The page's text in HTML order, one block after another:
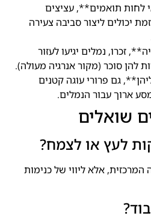
לחות תואמים**, עציצים
יכולים ליצור סביבה צעירה
זכרו, נמלים יגיעו לעזור
להן סוכר (מקור אנרגיה מעולה).
גם פרורי עוגה קטנים
ארוך עבור הנמלים.
שואלים
לעץ או לצמח?
אלא ליווי של כנימות